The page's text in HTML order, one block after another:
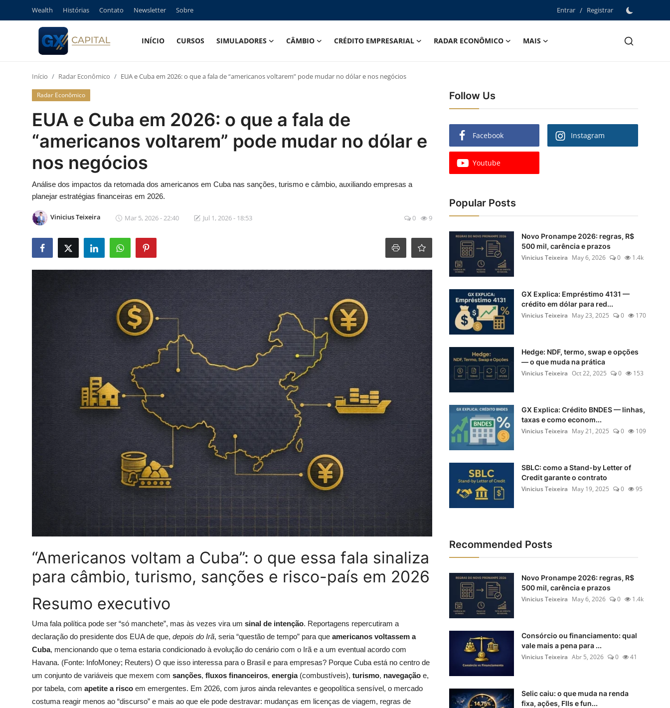
Wealth Histórias Contato Newsletter Sobre Entrar / Registrar
INÍCIO CURSOS SIMULADORES CÂMBIO CRÉDITO EMPRESARIAL RADAR ECONÔMICO
MAIS
Entrar
Simuladores
Histórias
Crédito Empresarial
Newsletter
Radar Econômico
GX explica
Investimentos
Seguro de Vida
Motores do Brasil
Início Radar Econômico EUA e Cuba em 2026: o que a fala de “americanos voltarem” pode mudar no dólar e nos negócios
Radar Econômico
EUA e Cuba em 2026: o que a fala de
“americanos voltarem” pode mudar no dólar e
nos negócios
Análise dos impactos da retomada dos americanos em Cuba nas sanções, turismo e câmbio, auxiliando empresas a
planejar estratégias financeiras em 2026.
Vinicius Teixeira Mar 5, 2026 - 22:40 Jul 1, 2026 - 18:53 0 9
“Americanos voltam a Cuba”: o que essa fala sinaliza
para câmbio, turismo, sanções e risco-país em 2026
Resumo executivo
Uma fala política pode ser “só manchete”, mas às vezes vira um sinal de intenção. Reportagens repercutiram a
declaração do presidente dos EUA de que, depois do Irã, seria “questão de tempo” para que americanos voltassem a
Cuba, mencionando que o tema estaria condicionado à evolução do cenário com o Irã e a um eventual acordo com
Havana. (Fonte: InfoMoney; Reuters) O que isso interessa para o Brasil e para empresas? Porque Cuba está no centro de
um conjunto de variáveis que mexem com sanções, fluxos financeiros, energia(combustíveis), turismo, navegação e,
por tabela, com apetite a risco em emergentes. Em 2026, com juros ainda relevantes e geopolítica sensível, o mercado
costuma reagir menos ao “discurso” e mais ao que ele pode destravar: mudanças em licenças de viagem, regras de
Follow Us
Facebook Instagram
Youtube
Popular Posts
Novo Pronampe 2026: regras, R$
500 mil, carência e prazos
Vinicius Teixeira May 6, 2026 0 1.4k
GX Explica: Empréstimo 4131 —
crédito em dólar para red...
Vinicius Teixeira May 23, 2025 0 170
Hedge: NDF, termo, swap e opções
— o que muda na prática
Vinicius Teixeira Oct 22, 2025 0 153
GX Explica: Crédito BNDES — linhas,
taxas e como econom...
Vinicius Teixeira May 21, 2025 0 109
SBLC: como a Stand-by Letter of
Credit garante o contrato
Vinicius Teixeira May 19, 2025 0 95
Recommended Posts
Novo Pronampe 2026: regras, R$
500 mil, carência e prazos
Vinicius Teixeira May 6, 2026 0 1.4k
Consórcio ou financiamento: qual
vale mais a pena para ...
Vinicius Teixeira Abr 5, 2026 0 41
Selic caiu: o que muda na renda
fixa, ações, FIIs e fun...